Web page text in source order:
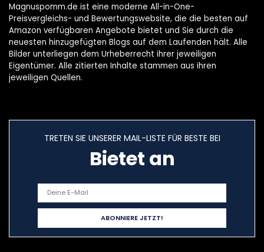
Magnuspomm.de ist eine moderne All-in-One-
Preisvergleichs- und Bewertungswebsite, die die besten auf
Amazon verfügbaren Angebote bietet und Sie durch die
neuesten hinzugefügten Blogs auf dem Laufenden hält. Alle
Bilder unterliegen dem Urheberrecht ihrer jeweiligen
Eigentümer. Alle zitierten Inhalte stammen aus ihren
jeweiligen Quellen.
TRETEN SIE UNSERER MAIL-LISTE FÜR BESTE BEI
Bietet an